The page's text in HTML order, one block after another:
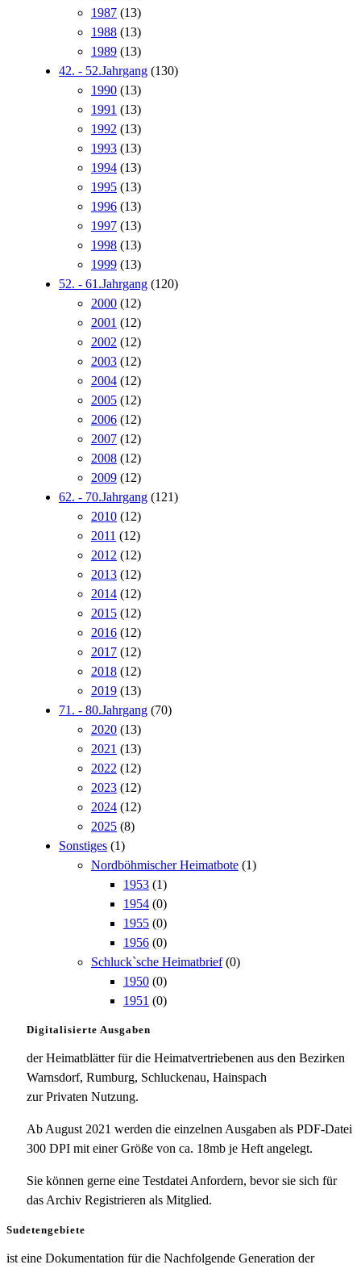
1987 (13)
1988 (13)
1989 (13)
42. - 52.Jahrgang (130)
1990 (13)
1991 (13)
1992 (13)
1993 (13)
1994 (13)
1995 (13)
1996 (13)
1997 (13)
1998 (13)
1999 (13)
52. - 61.Jahrgang (120)
2000 (12)
2001 (12)
2002 (12)
2003 (12)
2004 (12)
2005 (12)
2006 (12)
2007 (12)
2008 (12)
2009 (12)
62. - 70.Jahrgang (121)
2010 (12)
2011 (12)
2012 (12)
2013 (12)
2014 (12)
2015 (12)
2016 (12)
2017 (12)
2018 (12)
2019 (13)
71. - 80.Jahrgang (70)
2020 (13)
2021 (13)
2022 (12)
2023 (12)
2024 (12)
2025 (8)
Sonstiges (1)
Nordböhmischer Heimatbote (1)
1953 (1)
1954 (0)
1955 (0)
1956 (0)
Schluck`sche Heimatbrief (0)
1950 (0)
1951 (0)
Digitalisierte Ausgaben
der Heimatblätter für die Heimatvertriebenen aus den Bezirken
Warnsdorf, Rumburg, Schluckenau, Hainspach
zur Privaten Nutzung.
Ab August 2021 werden die einzelnen Ausgaben als PDF-Datei
300 DPI mit einer Größe von ca. 18mb je Heft angelegt.
Sie können gerne eine Testdatei Anfordern, bevor sie sich für
das Archiv Registrieren als Mitglied.
Sudetengebiete
ist eine Dokumentation für die Nachfolgende Generation der